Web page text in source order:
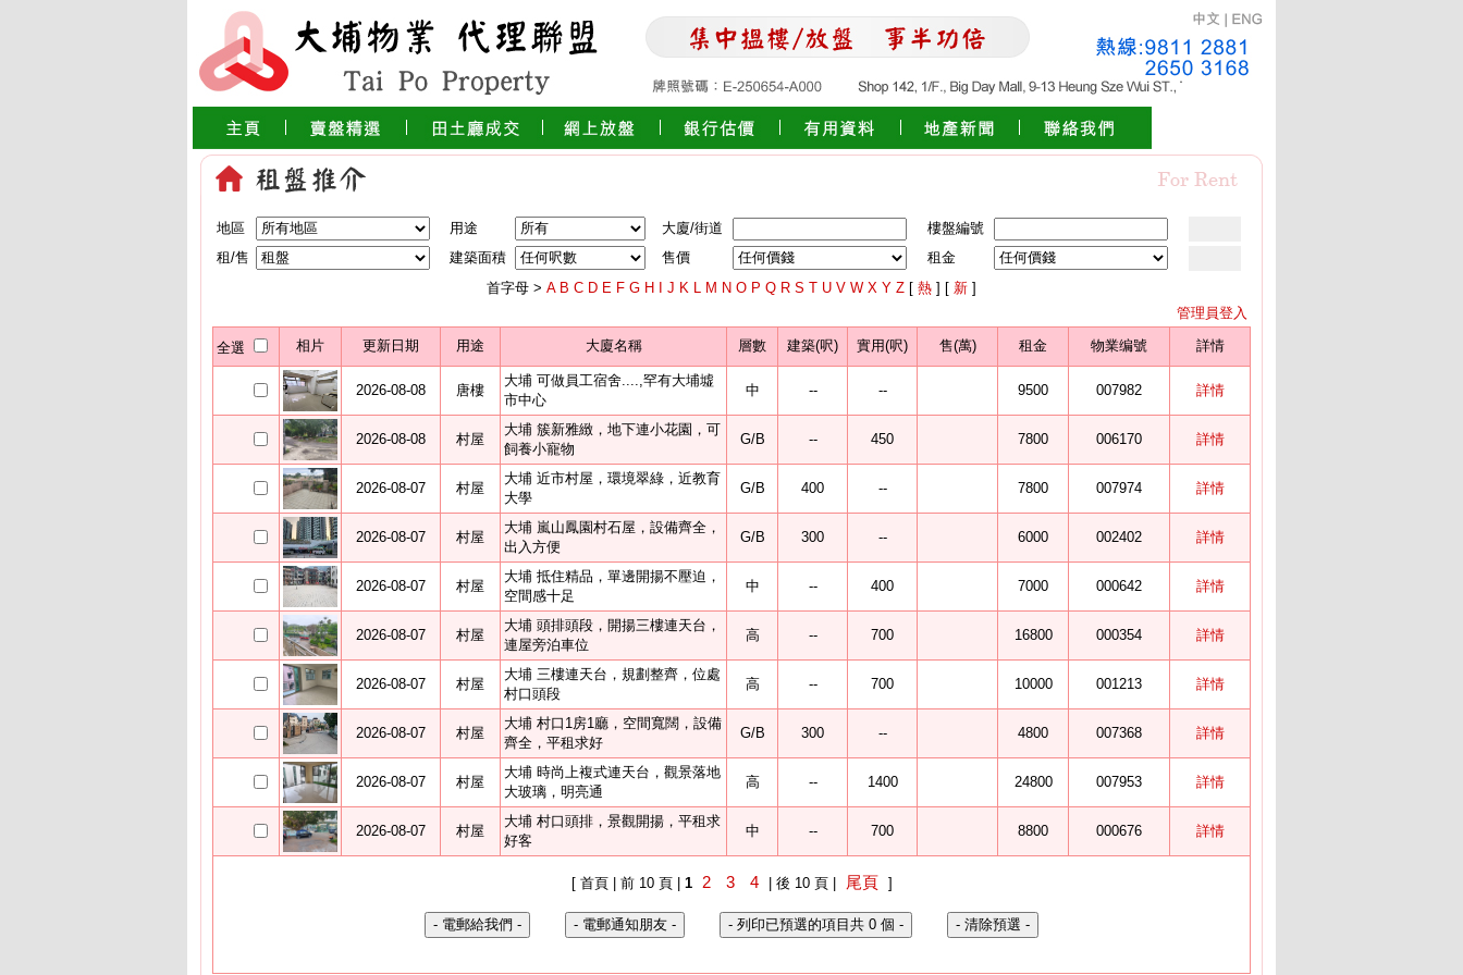
地區 用途 大廈/街道
樓盤編號
租/售
建築面積 售價
租金
首字母 > A B C D E F G H J K L M N O P Q R S T U V W X Y Z [ 熱 ] [ 新 ]
管理員登入
全選 相片 更新日期 用途 大廈名稱 層數 建築(呎) 實用(呎) 售(萬) 租金 物業编號 詳情
2026-08-08 唐樓
大埔 可做員工宿舍....,罕有大埔墟
市中心
中 -- -- 9500 007982 詳情
2026-08-08 村屋
大埔 簇新雅緻，地下連小花園，可
飼養小寵物
G/B -- 450 7800 006170 詳情
2026-08-07 村屋
大埔 近市村屋，環境翠綠，近教育
大學
G/B 400 -- 7800 007974 詳情
2026-08-07 村屋
大埔 嵐山鳳園村石屋，設備齊全，
出入方便
G/B 300 -- 6000 002402 詳情
2026-08-07 村屋
大埔 抵住精品，單邊開揚不壓迫，
空間感十足
中 -- 400 7000 000642 詳情
2026-08-07 村屋
大埔 頭排頭段，開揚三樓連天台，
連屋旁泊車位
高 -- 700 16800 000354 詳情
2026-08-07 村屋
大埔 三樓連天台，規劃整齊，位處
村口頭段
高 -- 700 10000 001213 詳情
2026-08-07 村屋
大埔 村口1房1廳，空間寬闊，設備
齊全，平租求好
G/B 300 -- 4800 007368 詳情
2026-08-07 村屋
大埔 時尚上複式連天台，觀景落地
大玻璃，明亮通
高 -- 1400 24800 007953 詳情
2026-08-07 村屋
大埔 村口頭排，景觀開揚，平租求
好客
中 -- 700 8800 000676 詳情
[ 首頁 | 前 10 頁 | 1 2 3 4 | 後 10 頁 | 尾頁 ]